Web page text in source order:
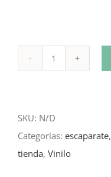
cantidad
SKU: N/D
Categorías: escaparate,
tienda, Vinilo